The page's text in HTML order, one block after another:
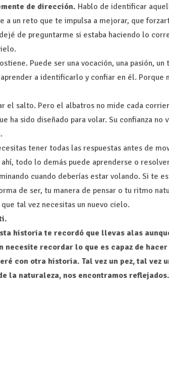
de dirección. Hablo de identificar
a un reto que te impulsa a mejorar, que
de preguntarme si estaba haciendo lo
Puede ser una vocación, una pasión,
a identificarlo y confiar en él. Porque
el salto. Pero el albatros no mide cada
ha sido diseñado para volar. Su confianza no
tener todas las respuestas antes de
todo lo demás puede aprenderse o
cuando deberías estar volando. Si te
de ser, tu manera de pensar o tu ritmo
tal vez necesitas un nuevo cielo.
historia te recordó que llevas alas
recordar lo que es capaz de hacer
con otra historia. Tal vez un pez, tal vez
la naturaleza, nos encontramos reflejados.